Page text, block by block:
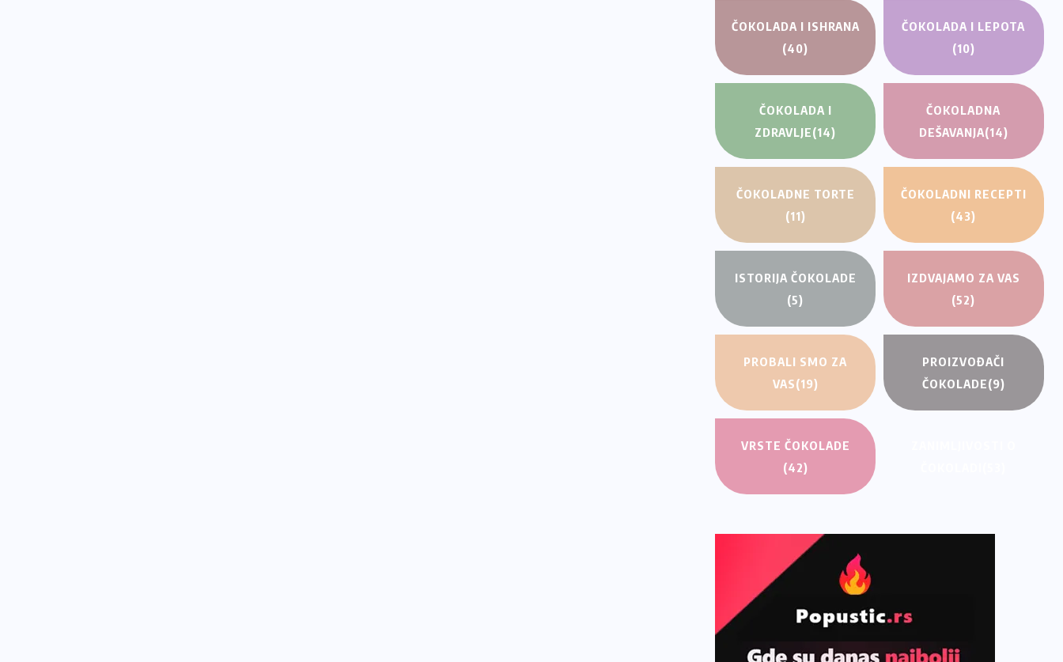
ČOKOLADA I ISHRANA
(40)
ČOKOLADA I LEPOTA
(10)
ČOKOLADA I
ZDRAVLJE(14)
ČOKOLADNA
DEŠAVANJA(14)
ČOKOLADNE TORTE
(11)
ČOKOLADNI RECEPTI
(43)
ISTORIJA ČOKOLADE
(5)
IZDVAJAMO ZA VAS
(52)
PROBALI SMO ZA
VAS(19)
PROIZVOĐAČI
ČOKOLADE(9)
VRSTE ČOKOLADE
(42)